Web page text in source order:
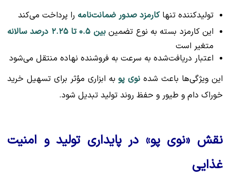
تولیدکننده تنهاکارمزد صدور ضمانت‌نامه را پرداخت می‌کند
این کارمزد بسته به نوع تضمینبین ۰.۵ تا ۲.۲۵ درصد سالانه
متغیر است
اعتبار دریافت‌شده به سرعت به فروشنده نهاده منتقل می‌شود
این ویژگی‌ها باعث شده نوی پوبه ابزاری مؤثر برای تسهیل خرید
خوراک دام و طیور و حفظ روند تولید تبدیل شود.
نقش «نوی پو» در پایداری تولید و امنیت
غذایی